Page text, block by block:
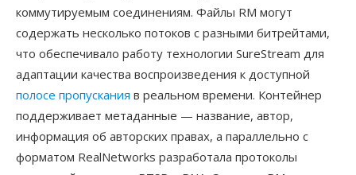
коммутируемым соединениям. Файлы RM могут
содержать несколько потоков с разными битрейтами,
что обеспечивало работу технологии SureStream для
адаптации качества воспроизведения к доступной
полосе пропускания в реальном времени. Контейнер
поддерживает метаданные — название, автор,
информация об авторских правах, а параллельно с
форматом RealNetworks разработала протоколы